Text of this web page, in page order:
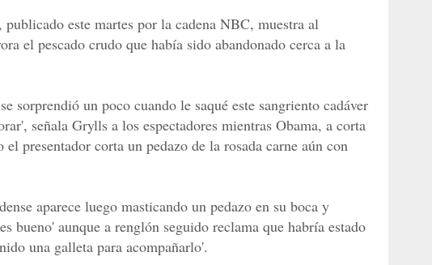
este martes por la cadena NBC, muestra al
el pescado crudo que había sido abandonado cerca a la
sorprendió un poco cuando le saqué este sangriento cadáver
señala Grylls a los espectadores mientras Obama, a corta
presentador corta un pedazo de la rosada carne aún con
aparece luego masticando un pedazo en su boca y
bueno' aunque a renglón seguido reclama que habría estado
una galleta para acompañarlo'.